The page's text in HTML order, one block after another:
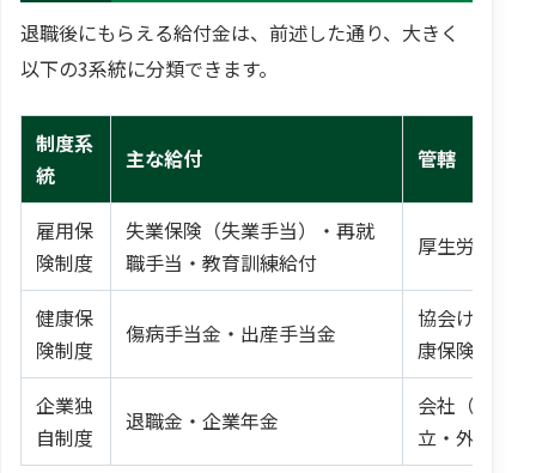
退職後にもらえる給付金は、前述した通り、大きく
以下の3系統に分類できます。
制度系
統
主な給付 管轄
雇用保
険制度
失業保険（失業手当）・再就
職手当・教育訓練給付
厚生労働省
健康保
険制度
傷病手当金・出産手当金
協会けんぽ
康保険組合
企業独
自制度
退職金・企業年金
会社（社内積
立・外部共